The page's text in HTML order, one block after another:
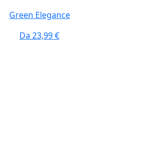
Green Elegance
Da 23,99 €